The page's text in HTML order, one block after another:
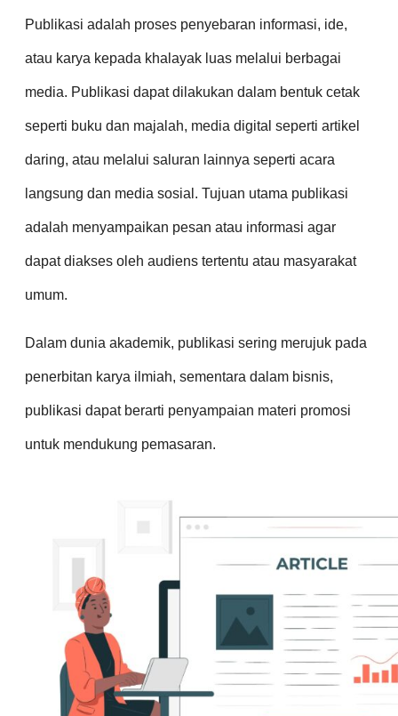
Publikasi adalah proses penyebaran informasi, ide,
atau karya kepada khalayak luas melalui berbagai
media. Publikasi dapat dilakukan dalam bentuk cetak
seperti buku dan majalah, media digital seperti artikel
daring, atau melalui saluran lainnya seperti acara
langsung dan media sosial. Tujuan utama publikasi
adalah menyampaikan pesan atau informasi agar
dapat diakses oleh audiens tertentu atau masyarakat
umum.
Dalam dunia akademik, publikasi sering merujuk pada
penerbitan karya ilmiah, sementara dalam bisnis,
publikasi dapat berarti penyampaian materi promosi
untuk mendukung pemasaran.